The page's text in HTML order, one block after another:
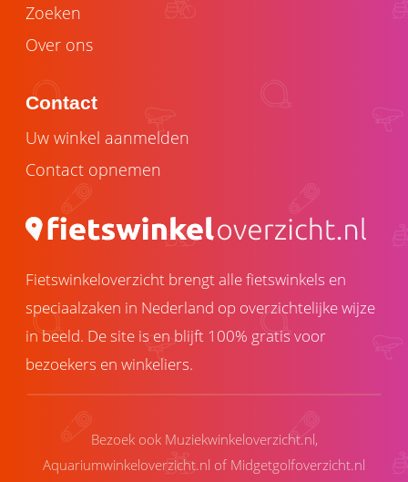
Zoeken
Over ons
Contact
Uw winkel aanmelden
Contact opnemen
Fietswinkeloverzicht brengt alle fietswinkels en
speciaalzaken in Nederland op overzichtelijke wijze
in beeld. De site is en blijft 100% gratis voor
bezoekers en winkeliers.
Bezoek ook Muziekwinkeloverzicht.nl,
Aquariumwinkeloverzicht.nl of Midgetgolfoverzicht.nl